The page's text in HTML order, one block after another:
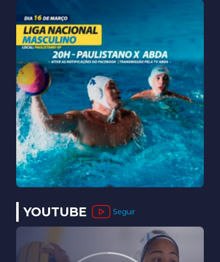
YOUTUBE Seguir